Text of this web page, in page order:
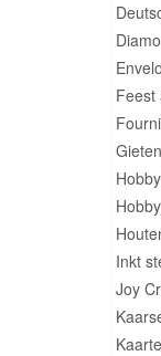
Feest
Inkt
Joy